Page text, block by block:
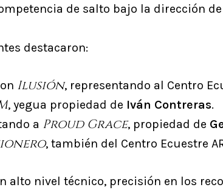
de salto bajo la dirección
destacaron:
Ilusión, representando al Centro
, yegua propiedad de Iván Contreras.
a Proud Grace, propiedad de
, también del Centro Ecuestre
alto nivel técnico, precisión en los